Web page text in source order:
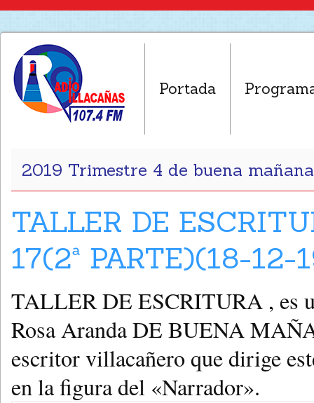
Portada
2019 Trimestre 4 de buena mañana
TALLER DE
17(2ª PARTE)(18-12-
TALLER DE ESCRITURA , es
Rosa Aranda DE BUENA
escritor villacañero que dirige
en la figura del «Narrador».